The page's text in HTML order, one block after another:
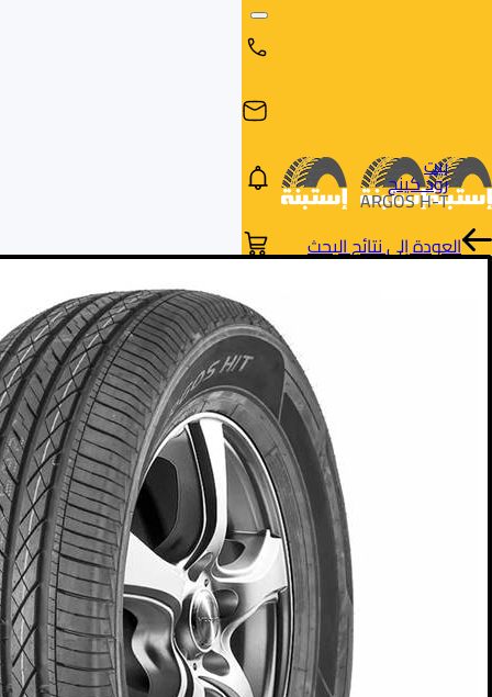
البحث
حسب
العلامة
التجارية
بيت
رود كينج
ARGOS H-T
العودة إلى نتائج البحث